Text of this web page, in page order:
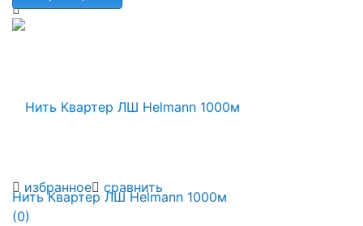
избранное сравнить
Нить Квартер ЛШ Helmann 1000м
(0)